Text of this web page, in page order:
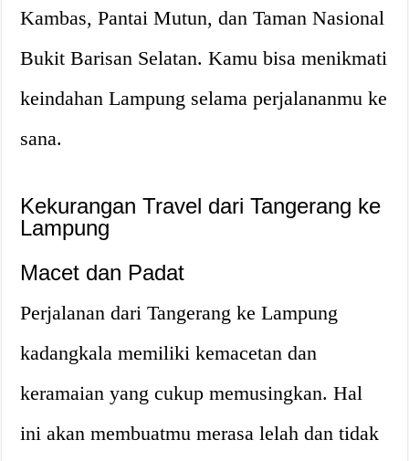
Kambas, Pantai Mutun, dan Taman Nasional
Bukit Barisan Selatan. Kamu bisa menikmati
keindahan Lampung selama perjalananmu ke
sana.
Kekurangan Travel dari Tangerang ke
Lampung
Macet dan Padat
Perjalanan dari Tangerang ke Lampung
kadangkala memiliki kemacetan dan
keramaian yang cukup memusingkan. Hal
ini akan membuatmu merasa lelah dan tidak